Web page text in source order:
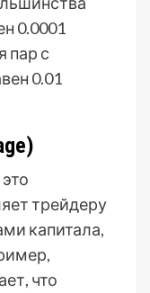
0.0001
пар с
0.01
трейдеру
капитала,
что